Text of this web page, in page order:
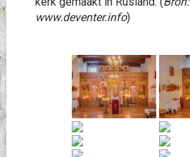
www.deventer.info)